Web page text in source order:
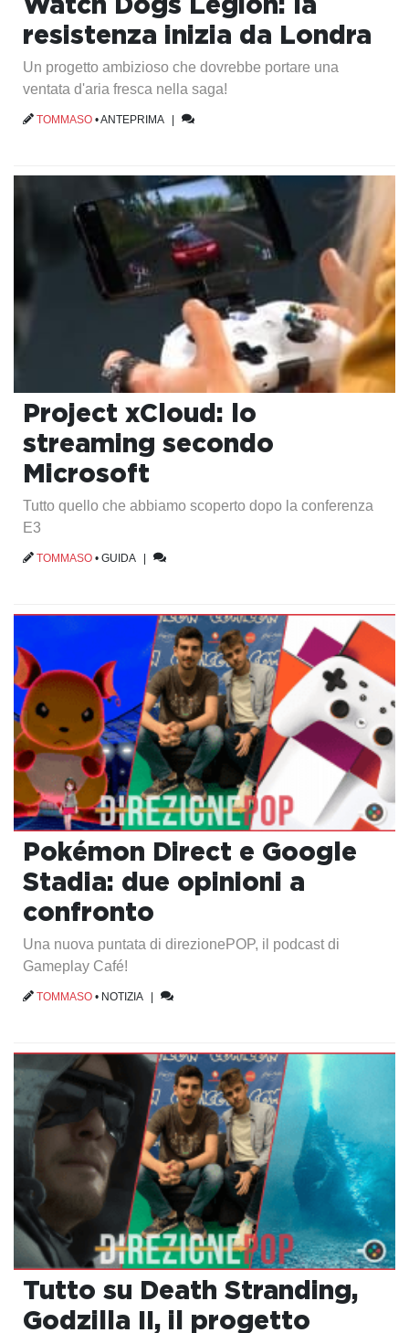
resistenza inizia da Londra
Un progetto ambizioso che dovrebbe portare una
ventata d'aria fresca nella saga!
TOMMASO •ANTEPRIMA|
Project xCloud: lo
streaming secondo
Microsoft
Tutto quello che abbiamo scoperto dopo la conferenza
E3
TOMMASO • GUIDA|
Pokémon Direct e Google
Stadia: due opinioni a
confronto
Una nuova puntata di direzionePOP, il podcast di
Gameplay Café!
TOMMASO • NOTIZIA|
Tutto su Death Stranding,
Godzilla II, il progetto